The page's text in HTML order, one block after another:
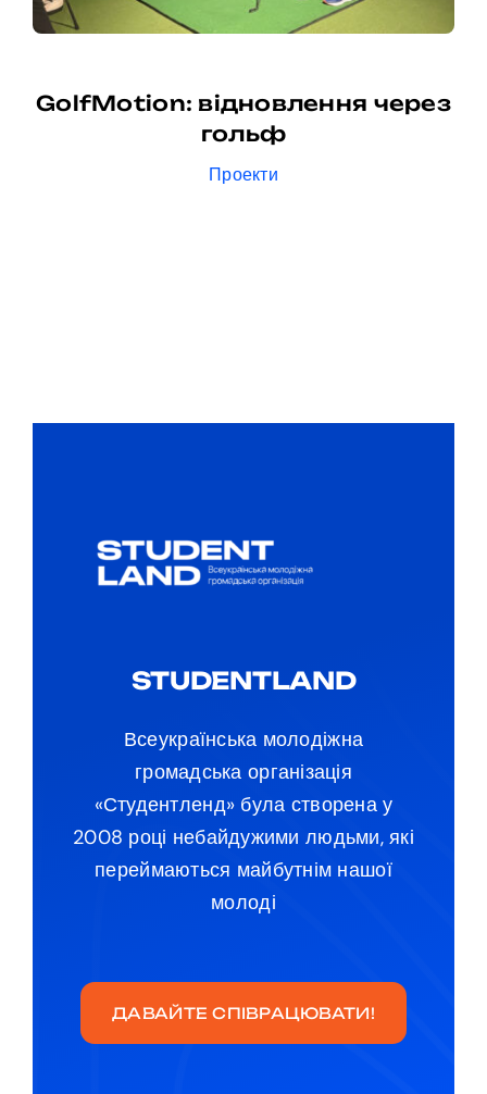
GolfMotion: відновлення через
гольф
Проекти
STUDENTLAND
Всеукраїнська молодіжна
громадська організація
«Студентленд» була створена у
2008 році небайдужими людьми, які
переймаються майбутнім нашої
молоді
ДАВАЙТЕ СПІВРАЦЮВАТИ!